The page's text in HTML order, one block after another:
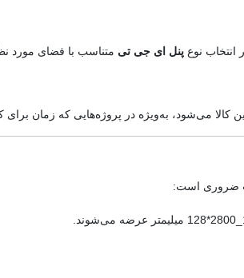
انتخاب نوعپنل ای جی تی متناسب با فضای مورد
می‌شود، به‌ویژه در پروژه‌هایی که زمان برای
ضروری است: